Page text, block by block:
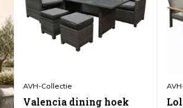
AVH-Collectie
Valencia dining hoek